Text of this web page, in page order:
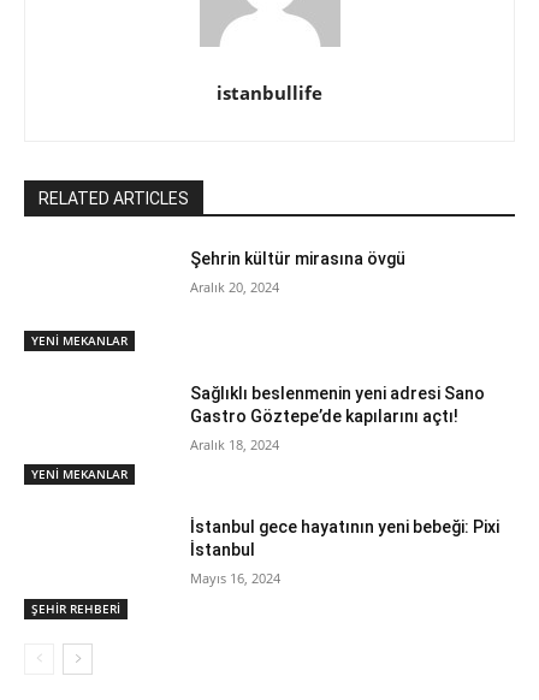
istanbullife
RELATED ARTICLES
YENİ MEKANLAR
Şehrin kültür mirasına övgü
Aralık 20, 2024
YENİ MEKANLAR
Sağlıklı beslenmenin yeni adresi Sano
Gastro Göztepe’de kapılarını açtı!
Aralık 18, 2024
ŞEHİR REHBERİ
İstanbul gece hayatının yeni bebeği: Pixi
İstanbul
Mayıs 16, 2024